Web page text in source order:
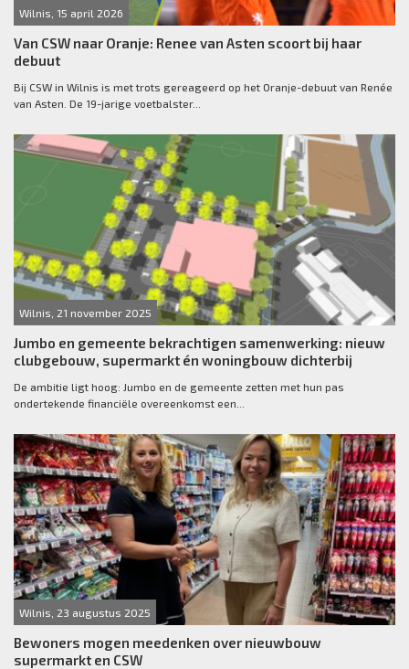
Wilnis, 15 april 2026
Van CSW naar Oranje: Renee van Asten scoort bij haar
debuut
Bij CSW in Wilnis is met trots gereageerd op het Oranje-debuut van Renée
van Asten. De 19-jarige voetbalster...
Wilnis, 21 november 2025
Jumbo en gemeente bekrachtigen samenwerking: nieuw
clubgebouw, supermarkt én woningbouw dichterbij
De ambitie ligt hoog: Jumbo en de gemeente zetten met hun pas
ondertekende financiële overeenkomst een...
Wilnis, 23 augustus 2025
Bewoners mogen meedenken over nieuwbouw
supermarkt en CSW